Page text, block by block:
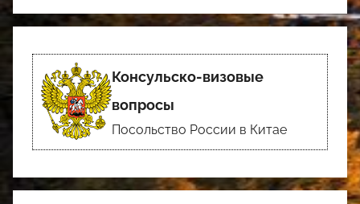
Консульско-визовые
вопросы
Посольство России в Китае